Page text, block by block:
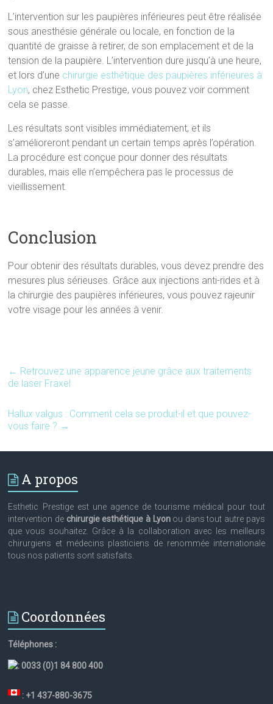
L’intervention sur les paupières inférieures peut être réalisée
sous anesthésie générale ou locale, en fonction de la
quantité de graisse à retirer, de son emplacement et de la
tension de la paupière. L’intervention dure jusqu’à une heure,
et lors d’une chirurgie esthétique des paupières inférieures à
Lyon, chez Esthetic Prestige, vous pouvez voir comment
cela se passe.
Les résultats sont visibles immédiatement, et ils
s’amélioreront pendant un certain temps après l’opération.
La procédure est conçue pour donner des résultats
durables, mais elle n’empêchera pas le processus de
vieillissement.
Conclusion
Pour obtenir des résultats durables, vous devez prendre des
mesures plus sérieuses. Grâce aux injections anti-rides et à
la chirurgie des paupières inférieures, vous pouvez rajeunir
votre visage pour les années à venir.
← Retrouvez une apparence jeune grâce aux traitements
de laser Fraxel
Hallux valgus : Comment cela se produit-il et que pouvez-
vous faire ? →
A propos
Esthetic Prestige est une agence de tourisme médical pour tout
intervention de chirurgie esthétique à Lyonou dans tout autre pays
que vous souhaitez. Grâce à la collaboration avec les meilleurs
chirurgiens et médecins plasticiens de renommée internationale
tous nos patients sont satisfaits.
Coordonnées
Téléphones :
:0033 (0)1 84 800 400
: +1 437-880-3675